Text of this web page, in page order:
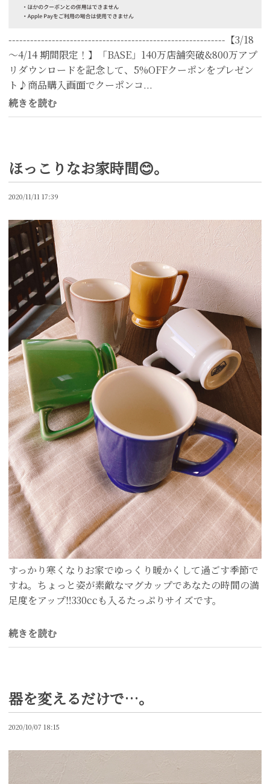
------------------------------------------------------------【3/18
～4/14 期間限定！】「BASE」140万店舗突破&800万アプ
リダウンロードを記念して、5%OFFクーポンをプレゼン
ト♪商品購入画面でクーポンコ...
続きを読む
ほっこりなお家時間😊。
2020/11/11 17:39
すっかり寒くなりお家でゆっくり暖かくして過ごす季節で
すね。ちょっと姿が素敵なマグカップであなたの時間の満
足度をアップ‼︎330ccも入るたっぷりサイズです。
続きを読む
器を変えるだけで…。
2020/10/07 18:15